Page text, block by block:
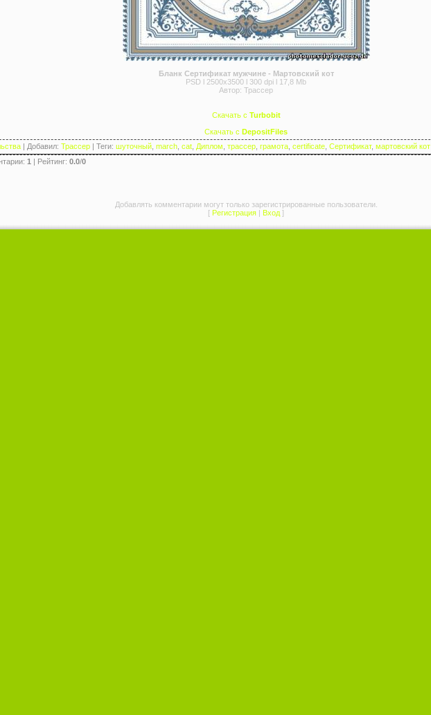
Бланк Сертификат мужчине - Мартовский кот
PSD l 2500x3500 l 300 dpi l 17,8 Mb
Автор: Трассер
Скачать с Turbobit
Скачать с DepositFiles
| Добавил: Трассер | Теги: шуточный march cat Диплом трассер грамота certificate Сертификат, мартовский кот
: 1 | Рейтинг: 0.0/0
Добавлять комментарии могут только зарегистрированные пользователи.
[ Регистрация | Вход ]